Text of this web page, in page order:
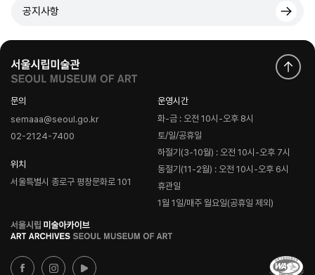
공지사항
문의
semaaa@seoul.go.kr
02-2124-7400
위치
서울특별시 종로구 평창문화로 101
운영시간
화-금 : 오전 10시-오후 8시
토/일/공휴일
하절기(3-10월) : 오전 10시-오후 7시
동절기(11-2월) : 오전 10시-오후 6시
휴관일
1월 1일/매주 월요일(공휴일 제외)
로
고